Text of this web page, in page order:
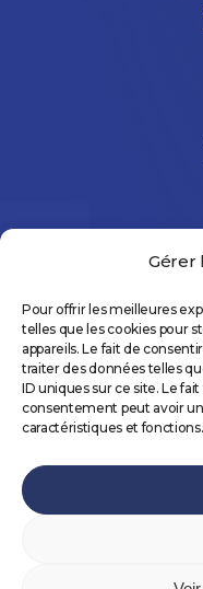
Gérer
Pour offrir les meilleures
telles que les cookies pour
appareils. Le fait de
traiter des données telles
ID uniques sur ce site. Le
consentement peut avoir
caractéristiques et fonctions.
©2026